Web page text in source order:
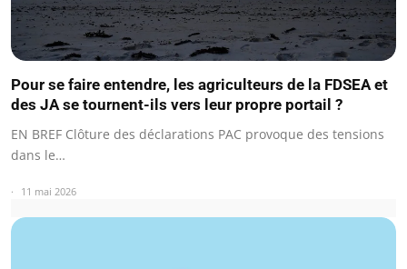
Pour se faire entendre, les agriculteurs de la FDSEA et
des JA se tournent-ils vers leur propre portail ?
EN BREF Clôture des déclarations PAC provoque des tensions
dans le…
11 mai 2026